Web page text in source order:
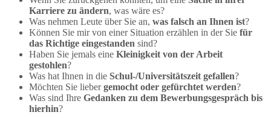
Karriere zu ändern, was wäre es?
Was nehmen Leute über Sie an, was falsch an Ihnen ist?
Können Sie mir von einer Situation erzählen in der Sie für
das Richtige eingestanden sind?
Haben Sie jemals eine Kleinigkeit von der Arbeit
gestohlen?
Was hat Ihnen in die Schul-/Universitätszeit gefallen?
Möchten Sie liebergemocht oder gefürchtet werden?
Was sind Ihre Gedanken zu dem Bewerbungsgespräch bis
hierhin?